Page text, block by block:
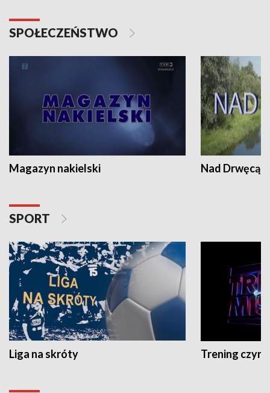
SPOŁECZEŃSTWO
Magazyn nakielski Nad Drwęcą
SPORT
Liga na skróty Trening czyni